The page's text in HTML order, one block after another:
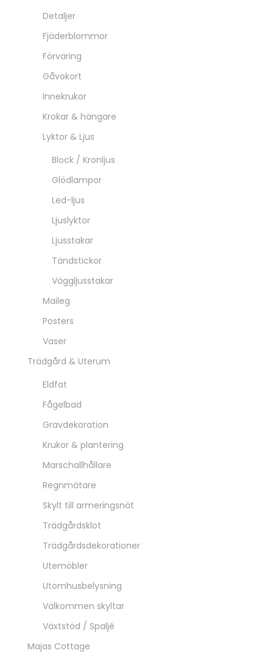
Detaljer
Fjäderblommor
Förvaring
Gåvokort
Innekrukor
Krokar & hängare
Lyktor & Ljus
Block / Kronljus
Glödlampor
Led-ljus
Ljuslyktor
Ljusstakar
Tändstickor
Väggljusstakar
Maileg
Posters
Vaser
Trädgård & Uterum
Eldfat
Fågelbad
Gravdekoration
Krukor & plantering
Marschallhållare
Regnmätare
Skylt till armeringsnät
Trädgårdsklot
Trädgårdsdekorationer
Utemöbler
Utomhusbelysning
Välkommen skyltar
Växtstöd / Spaljé
Majas Cottage